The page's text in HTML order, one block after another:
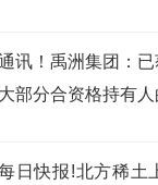
讯！禹洲集团：
大部分合资格持有
日快报!北方稀土